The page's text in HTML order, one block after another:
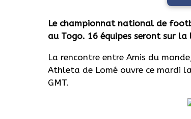
Le championnat national de
au Togo. 16 équipes seront sur
La rencontre entre Amis du
Athleta de Lomé ouvre ce mardi
GMT.